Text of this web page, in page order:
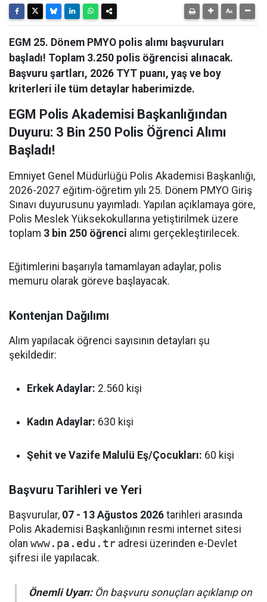
EGM 25. Dönem PMYO polis alımı başvuruları
başladı! Toplam 3.250 polis öğrencisi alınacak.
Başvuru şartları, 2026 TYT puanı, yaş ve boy
kriterleri ile tüm detaylar haberimizde.
EGM Polis Akademisi Başkanlığından
Duyuru: 3 Bin 250 Polis Öğrenci Alımı
Başladı!
Emniyet Genel Müdürlüğü Polis Akademisi Başkanlığı,
2026-2027 eğitim-öğretim yılı 25. Dönem PMYO Giriş
Sınavı duyurusunu yayımladı. Yapılan açıklamaya göre,
Polis Meslek Yüksekokullarına yetiştirilmek üzere
toplam 3 bin 250 öğrenci alımı gerçekleştirilecek.
Eğitimlerini başarıyla tamamlayan adaylar, polis
memuru olarak göreve başlayacak.
Kontenjan Dağılımı
Alım yapılacak öğrenci sayısının detayları şu
şekildedir:
Erkek Adaylar: 2.560 kişi
Kadın Adaylar: 630 kişi
Şehit ve Vazife Malulü Eş/Çocukları: 60 kişi
Başvuru Tarihleri ve Yeri
Başvurular, 07 - 13 Ağustos 2026 tarihleri arasında
Polis Akademisi Başkanlığının resmi internet sitesi
olan www.pa.edu.tr adresi üzerinden e-Devlet
şifresi ile yapılacak.
Önemli Uyarı:Ön başvuru sonuçları açıklanıp on